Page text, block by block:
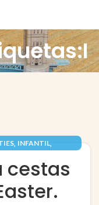
, INFANTIL,
cestas